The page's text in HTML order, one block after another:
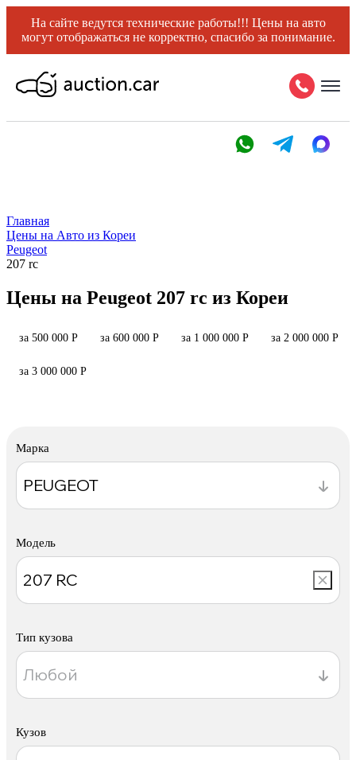
На сайте ведутся технические работы!!! Цены на авто
могут отображаться не корректно, спасибо за понимание.
Главная
Цены на Авто из Кореи
Peugeot
207 rc
Цены на Peugeot 207 rc из Кореи
за 500 000 Р за 600 000 Р за 1 000 000 Р за 2 000 000 Р
за 3 000 000 Р
Марка
Модель
Тип кузова
Кузов